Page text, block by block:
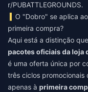
r/PUBATTLEGROUNDS.
O "Dobro" se aplica
primeira compra?
Aqui está a distinção
pacotes oficiais da loja
é uma oferta única por
três ciclos
apenas à primeira